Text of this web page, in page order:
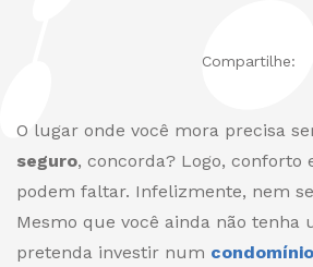
Compartilhe:
O lugar onde você mora precisa
seguro, concorda? Logo, conforto
podem faltar. Infelizmente, nem
Mesmo que você ainda não tenha
pretenda investir num